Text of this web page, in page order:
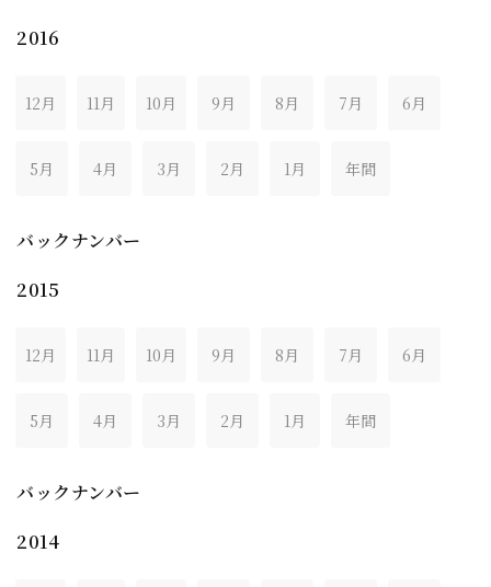
2016
12月 11月 10月 9月 8月 7月 6月
5月 4月 3月 2月 1月 年間
バックナンバー
2015
12月 11月 10月 9月 8月 7月 6月
5月 4月 3月 2月 1月 年間
バックナンバー
2014